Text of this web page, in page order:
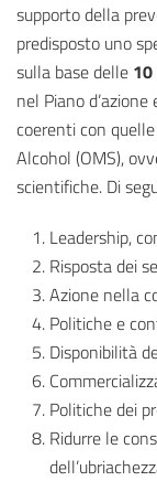
supporto della
predisposto uno
sulla base delle
nel Piano
coerenti con
Alcohol (OMS),
scientifiche. Di
Leadership,
Risposta dei
Azione nella
Politiche e
Disponibilità
Politiche dei
Ridurre le